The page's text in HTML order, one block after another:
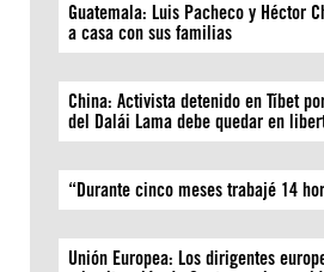
Guatemala: Luis Pacheco y Héctor
a casa con sus familias
China: Activista detenido en Tíbet
del Dalái Lama debe quedar en
“Durante cinco meses trabajé 14
Unión Europea: Los dirigentes